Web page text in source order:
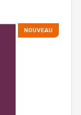
NOUVEAU